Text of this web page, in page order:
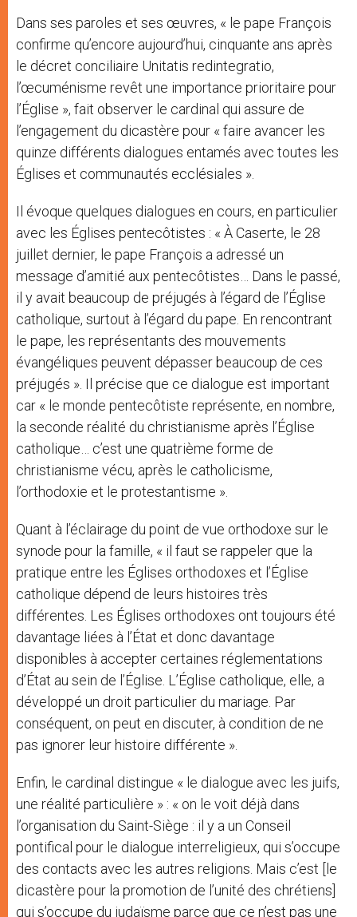
Dans ses paroles et ses œuvres, « le pape François
confirme qu’encore aujourd’hui, cinquante ans après
le décret conciliaire Unitatis redintegratio,
l’œcuménisme revêt une importance prioritaire pour
l’Église », fait observer le cardinal qui assure de
l’engagement du dicastère pour « faire avancer les
quinze différents dialogues entamés avec toutes les
Églises et communautés ecclésiales ».
Il évoque quelques dialogues en cours, en particulier
avec les Églises pentecôtistes : « À Caserte, le 28
juillet dernier, le pape François a adressé un
message d’amitié aux pentecôtistes… Dans le passé,
il y avait beaucoup de préjugés à l’égard de l’Église
catholique, surtout à l’égard du pape. En rencontrant
le pape, les représentants des mouvements
évangéliques peuvent dépasser beaucoup de ces
préjugés ». Il précise que ce dialogue est important
car « le monde pentecôtiste représente, en nombre,
la seconde réalité du christianisme après l’Église
catholique… c’est une quatrième forme de
christianisme vécu, après le catholicisme,
l’orthodoxie et le protestantisme ».
Quant à l’éclairage du point de vue orthodoxe sur le
synode pour la famille, « il faut se rappeler que la
pratique entre les Églises orthodoxes et l’Église
catholique dépend de leurs histoires très
différentes. Les Églises orthodoxes ont toujours été
davantage liées à l’État et donc davantage
disponibles à accepter certaines réglementations
d’État au sein de l’Église. L’Église catholique, elle, a
développé un droit particulier du mariage. Par
conséquent, on peut en discuter, à condition de ne
pas ignorer leur histoire différente ».
Enfin, le cardinal distingue « le dialogue avec les juifs,
une réalité particulière » : « on le voit déjà dans
l’organisation du Saint-Siège : il y a un Conseil
pontifical pour le dialogue interreligieux, qui s’occupe
des contacts avec les autres religions. Mais c’est [le
dicastère pour la promotion de l’unité des chrétiens]
qui s’occupe du judaïsme parce que ce n’est pas une